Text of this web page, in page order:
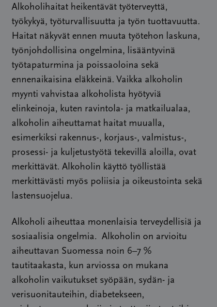
Alkoholihaitat heikentävät työterveyttä,
työkykyä, työturvallisuutta ja työn tuottavuutta.
Haitat näkyvät ennen muuta työtehon laskuna,
työnjohdollisina ongelmina, lisääntyvinä
työtapaturmina ja poissaoloina sekä
ennenaikaisina eläkkeinä. Vaikka alkoholin
myynti vahvistaa alkoholista hyötyviä
elinkeinoja, kuten ravintola- ja matkailualaa,
alkoholin aiheuttamat haitat muualla,
esimerkiksi rakennus-, korjaus-, valmistus-,
prosessi- ja kuljetustyötä tekevillä aloilla, ovat
merkittävät. Alkoholin käyttö työllistää
merkittävästi myös poliisia ja oikeustointa sekä
lastensuojelua.
Alkoholi aiheuttaa monenlaisia terveydellisiä ja
sosiaalisia ongelmia. Alkoholin on arvioitu
aiheuttavan Suomessa noin 6–7 %
tautitaakasta, kun arviossa on mukana
alkoholin vaikutukset syöpään, sydän- ja
verisuonitauteihin, diabetekseen,